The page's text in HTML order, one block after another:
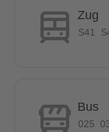
Entspannen.
Zug
S41
Bus
025